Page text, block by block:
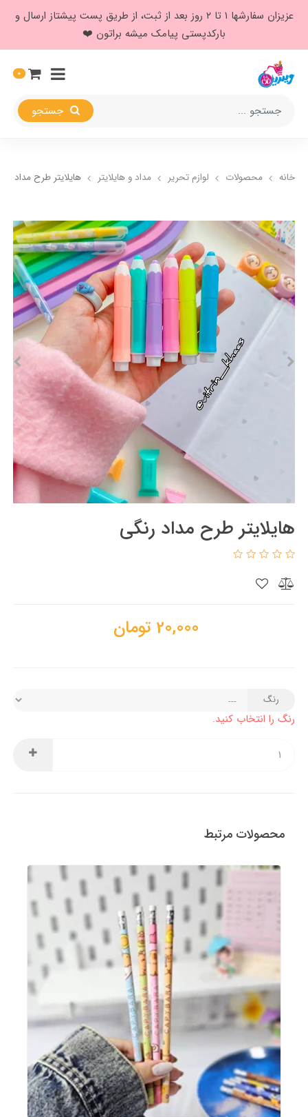
عزیزان سفارشها ۱ تا ۲ روز بعد از ثبت، از طریق پست پیشتاز ارسال و
بارکدپستی پیامک میشه براتون ❤️
0
خانه محصولات لوازم تحریر مداد و هایلایتر هایلایتر طرح مداد
هایلایتر طرح مداد رنگی
20,000 تومان
رنگ
رنگ را انتخاب کنید.
محصولات مرتبط